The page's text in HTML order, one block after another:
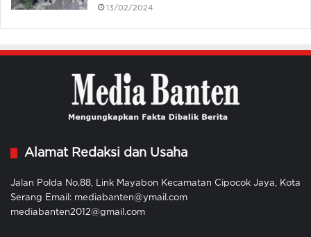
13/02/2024
Alamat Redaksi dan Usaha
Jalan Polda No.88, Link Mayabon Kecamatan Cipocok Jaya, Kota
Serang Email: mediabanten@ymail.com
mediabanten2012@gmail.com